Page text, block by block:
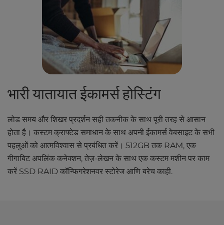
भारी यातायात ईकामर्स होस्टिंग
लोड समय और शिखर प्रदर्शन सही तकनीक के साथ पूरी तरह से आसान
होता है। कस्टम क्राफ्टेड समाधान के साथ अपनी ईकामर्स वेबसाइट के सभी
पहलुओं को आत्मविश्वास से प्रबंधित करें। 512GB तक RAM, एक
गीगाबिट अपलिंक कनेक्शन, तेज़-लेखन के साथ एक कस्टम मशीन पर काम
करें SSD RAID कॉन्फिगरेशनवर स्टोरेज आणि बरेच काही.